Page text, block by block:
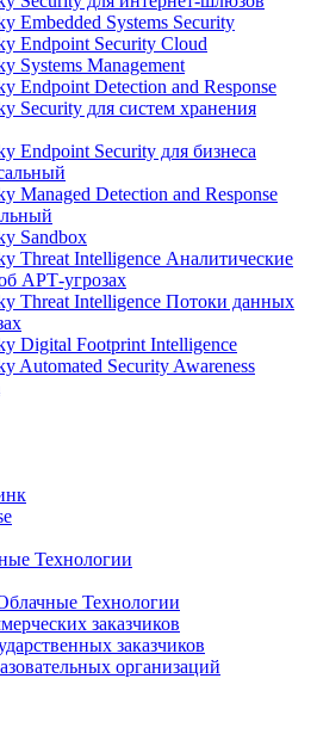
Embedded Systems Security
Endpoint Security Cloud
Systems Management
Endpoint Detection and Response
Security для систем хранения
Endpoint Security для бизнеса
Managed Detection and Response
Sandbox
Threat Intelligence Аналитические
АРТ-угрозах
Threat Intelligence Потоки данных
Digital Footprint Intelligence
Automated Security Awareness
Технологии
Технологии
заказчиков
заказчиков
организаций